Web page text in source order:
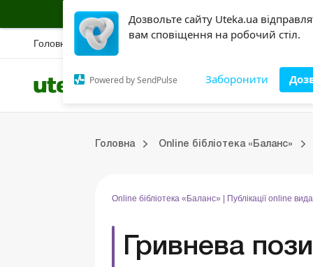
Дозвольте сайту Uteka.ua
вам сповіщення на робочий стіл.
Powered by SendPulse Заборонити
Підписуйся на інформаційну страховку
Головна НовиниВебінари Спецрозбір Правова база
Розділи Всі категорії
Головна Online бібліотека «Баланс»
Online бібліотека «Баланс» Публікації online
Гривнева